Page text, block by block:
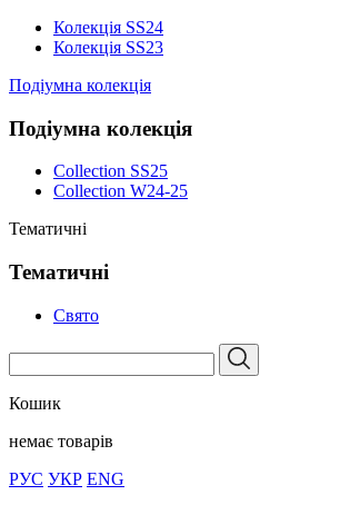
Колекція SS24
Колекція SS23
Подіумна колекція
Подіумна колекція
Collection SS25
Collection W24-25
Тематичні
Тематичні
Свято
Кошик
немає товарів
РУС УКР ENG